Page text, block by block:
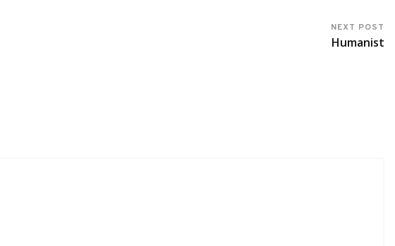
NEXT POST
Humanist